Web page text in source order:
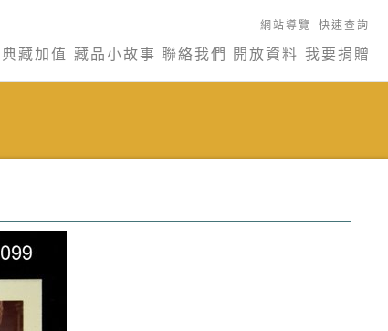
網站導覽 快速查詢
典藏加值 藏品小故事 聯絡我們 開放資料 我要捐贈